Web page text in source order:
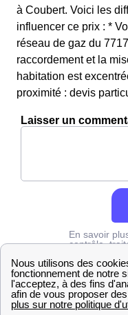
à Coubert. Voici les
influencer ce prix : *
réseau de gaz du
raccordement et la
habitation est
proximité : devis
Laisser un
En savoir
contrôle,
Grdf Seine-et-